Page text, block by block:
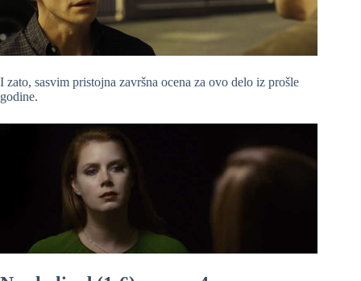
I zato, sasvim pristojna završna ocena za ovo delo iz prošle
godine.